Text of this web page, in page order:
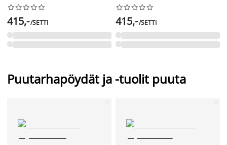






415,-/SETTI






415,-/SETTI
Puutarhapöydät ja -tuolit puuta